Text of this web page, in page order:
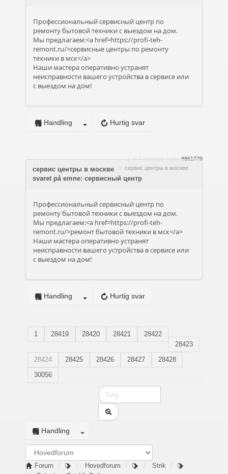
Профессиональный сервисный центр по
ремонту бытовой техники с выездом на дом.
Мы предлагаем:<a href=https://profi-teh-
remont.ru/>сервисные центры по ремонту
техники в мск</a>
Наши мастера оперативно устранят
неисправности вашего устройства в сервисе или
с выездом на дом!
Hurtig svar
Handling
1 år 3 måneder siden
#861779
сервис центры в москве
сервис центры в москве
svaret på emne: сервисный центр
Профессиональный сервисный центр по
ремонту бытовой техники с выездом на дом.
Мы предлагаем:<a href=https://profi-teh-
remont.ru/>ремонт бытовой техники в мск</a>
Наши мастера оперативно устранят
неисправности вашего устройства в сервисе или
с выездом на дом!
Hurtig svar
Handling
1 28419 28420 28421
28422
28423
28424
28425 28426 28427
28428
30056
Handling
Forum Hovedforum
Strik